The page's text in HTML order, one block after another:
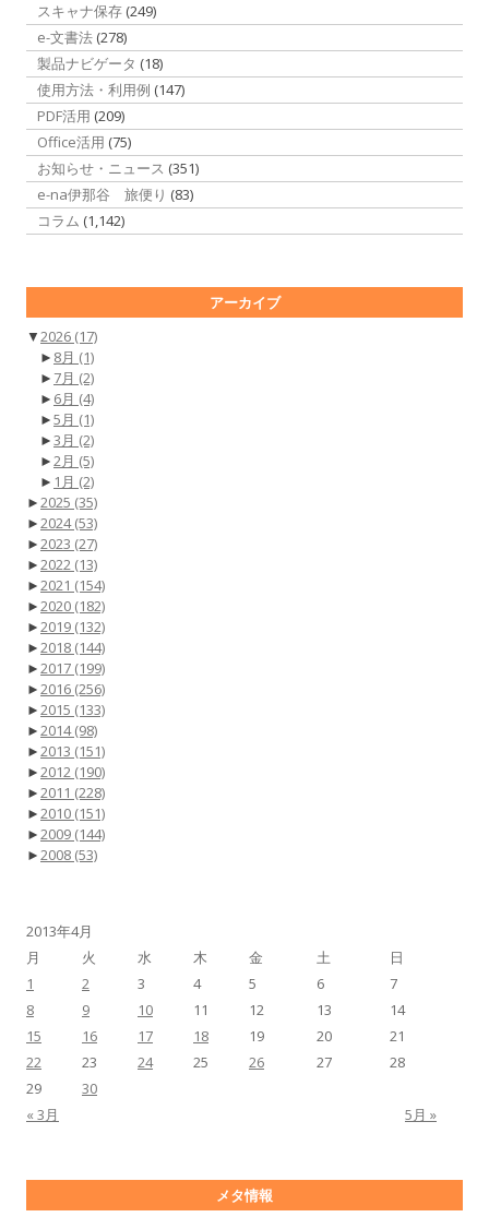
スキャナ保存 (249)
e-文書法 (278)
製品ナビゲータ (18)
使用方法・利用例 (147)
PDF活用 (209)
Office活用 (75)
お知らせ・ニュース (351)
e-na伊那谷 旅便り (83)
コラム (1,142)
アーカイブ
▼2026 (17)
► 8月 (1)
► 7月 (2)
► 6月 (4)
►5月 (1)
►3月 (2)
►2月 (5)
► 1月 (2)
►2025 (35)
►2024(53)
►2023 (27)
►2022 (13)
►2021 (154)
►2020 (182)
►2019 (132)
►2018 (144)
►2017 (199)
►2016 (256)
►2015 (133)
►2014(98)
►2013 (151)
►2012 (190)
►2011 (228)
►2010 (151)
►2009 (144)
►2008 (53)
2013年4月
月
火 水 木 金 土 日
« 3月 5月 »
1 2 3 4 5 6
7
8
9 10 11 12 13
14
15
16 17 18 19 20
21
22
23 24 25 26 27
28
29
30
メタ情報